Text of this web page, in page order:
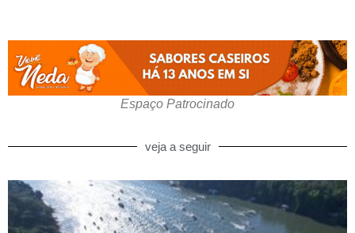
Espaço Patrocinado
veja a seguir